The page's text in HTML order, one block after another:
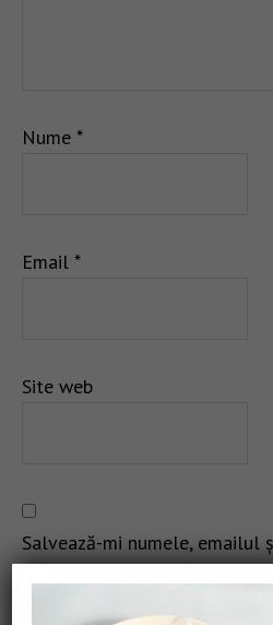
Nume *
Email *
Site web
Salvează-mi numele, emailul